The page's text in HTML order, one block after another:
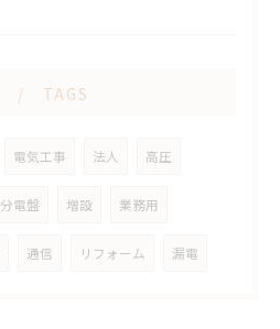
TAGS
電気工事 法人 高圧
分電盤 増設 業務用
通信 リフォーム 漏電